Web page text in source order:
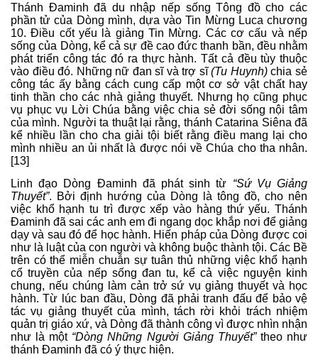
Thánh Đaminh đã du nhập nếp sống Tông đồ cho các
phần tử của Dòng mình, dựa vào Tin Mừng Luca chương
10. Điều cốt yếu là giảng Tin Mừng. Các cơ cấu và nếp
sống của Dòng, kể cả sự đề cao đức thanh bần, đều nhằm
phát triển công tác đó ra thực hành. Tất cả đều tùy thuộc
vào điều đó. Những nữ đan sĩ và trợ sĩ(Tu Huynh)chia sẻ
công tác ấy bằng cách cung cấp một cơ sở vật chất hay
tinh thần cho các nhà giảng thuyết. Nhưng họ cũng phục
vụ phục vụ Lời Chúa bằng việc chia sẻ đời sống nội tâm
của mình. Người ta thuật lại rằng, thánh Catarina Siêna đã
kể nhiều lần cho cha giải tội biết rằng điều mang lại cho
mình nhiều an ủi nhất là được nói về Chúa cho tha nhân.
[13]
Linh đạo Dòng Đaminh đã phát sinh từ “Sứ Vụ Giảng
Thuyết”. Bởi định hướng của Dòng là tông đồ, cho nên
việc khổ hạnh tu trì được xếp vào hàng thứ yếu. Thánh
Đaminh đã sai các anh em đi ngang dọc khắp nơi để giảng
dạy và sau đó để học hành. Hiến pháp của Dòng được coi
như là luật của con người và không buộc thành tội. Các Bề
trên có thể miễn chuẫn sự tuân thủ những việc khổ hạnh
cổ truyền của nếp sống đan tu, kể cả việc nguyện kinh
chung, nếu chúng làm cản trở sứ vụ giảng thuyết và học
hành. Từ lúc ban đầu, Dòng đã phải tranh đấu để bảo vệ
tác vụ giảng thuyết của mình, tách rời khỏi trách nhiệm
quản trị giáo xứ, và Dòng đã thành công vì được nhìn nhận
như là một “Dòng Những Người Giảng Thuyết”theo như
thánh Đaminh đã có ý thực hiện.